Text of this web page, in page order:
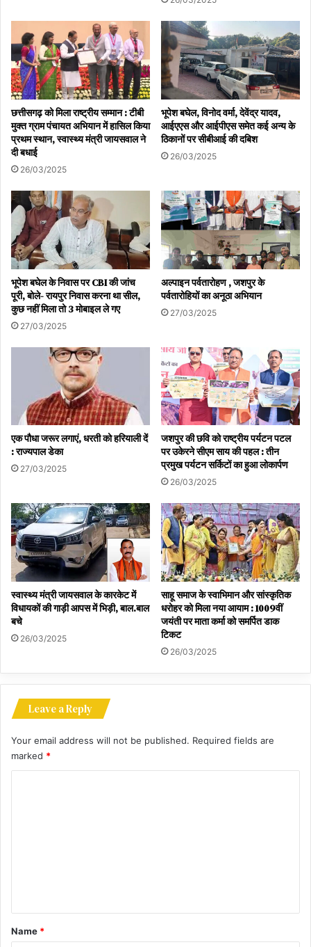
छत्तीसगढ़ को मिला राष्ट्रीय सम्मान : टीबी
मुक्त ग्राम पंचायत अभियान में हासिल किया
प्रथम स्थान, स्वास्थ्य मंत्री जायसवाल ने
दी बधाई
26/03/2025
भूपेश बघेल, विनोद वर्मा, देवेंद्र यादव,
आईएएस और आईपीएस समेत कई अन्य के
ठिकानों पर सीबीआई की दबिश
26/03/2025
भूपेश बघेल के निवास पर CBI की जांच
पूरी, बोले- रायपुर निवास करना था सील,
कुछ नहीं मिला तो 3 मोबाइल ले गए
27/03/2025
अल्पाइन पर्वतारोहण , जशपुर के
पर्वतारोहियों का अनूठा अभियान
27/03/2025
एक पौधा जरूर लगाएं, धरती को हरियाली दें
: राज्यपाल डेका
27/03/2025
जशपुर की छवि को राष्ट्रीय पर्यटन पटल
पर उकेरने सीएम साय की पहल : तीन
प्रमुख पर्यटन सर्किटों का हुआ लोकार्पण
26/03/2025
स्वास्थ्य मंत्री जायसवाल के कारकेट में
विधायकों की गाड़ी आपस में भिड़ी, बाल.बाल
बचे
26/03/2025
साहू समाज के स्वाभिमान और सांस्कृतिक
धरोहर को मिला नया आयाम : 1009वीं
जयंती पर माता कर्मा को समर्पित डाक
टिकट
26/03/2025
Leave a Reply
Your email address will not be published. Required fields are
marked *
*
Name *